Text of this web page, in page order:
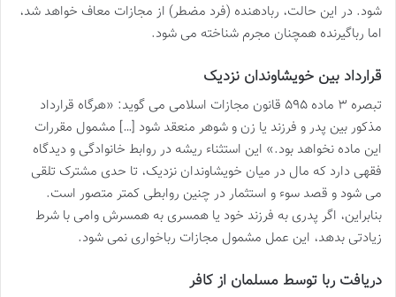
شود. در این حالت، ربادهنده (فرد مضطر) از مجازات معاف خواهد شد،
اما رباگیرنده همچنان مجرم شناخته می شود.
قرارداد بین خویشاوندان نزدیک
تبصره ۳ ماده ۵۹۵ قانون مجازات اسلامی می گوید: «هرگاه قرارداد
مذکور بین پدر و فرزند یا زن و شوهر منعقد شود […] مشمول مقررات
این ماده نخواهد بود.» این استثناء ریشه در روابط خانوادگی و دیدگاه
فقهی دارد که مال در میان خویشاوندان نزدیک، تا حدی مشترک تلقی
می شود و قصد سوء و استثمار در چنین روابطی کمتر متصور است.
بنابراین، اگر پدری به فرزند خود یا همسری به همسرش وامی با شرط
زیادتی بدهد، این عمل مشمول مجازات رباخواری نمی شود.
دریافت ربا توسط مسلمان از کافر